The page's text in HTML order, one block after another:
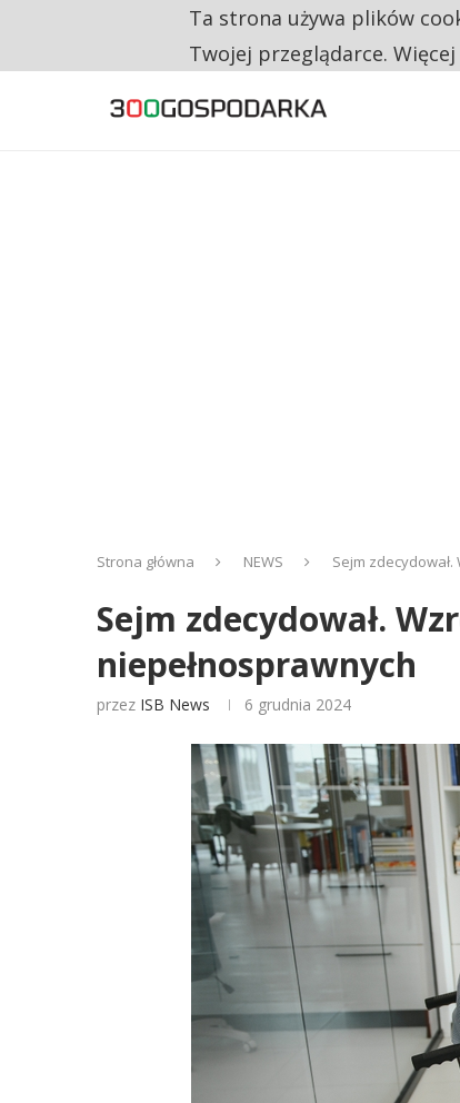
CO TRZECIĄ ZŁOTÓWKĘ Z
Strona główna NEWS Sejm
Sejm zdecydował.
niepełnosprawnych
przez ISB News 6 grudnia 2024
Ta strona używa plików
Twojej przeglądarce.